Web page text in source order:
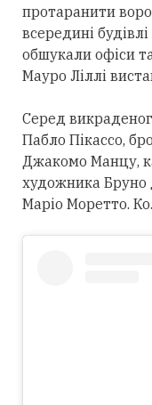
протаранити
всередині
обшукали офіси
Мауро Ліллі
Серед
Пабло Пікассо,
Джакомо Манцу,
художника Бруно
Маріо Моретто.